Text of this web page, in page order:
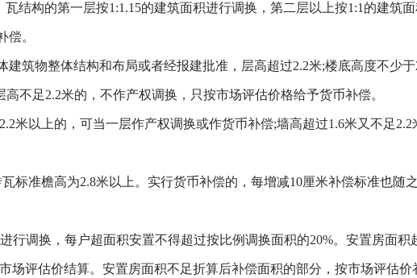
结构的第一层按1:1.15的建筑面积进行调换，第二层以上按1:1的建筑
。
物整体结构和布局或者经报建批准，层高超过2.2米;楼底高度不少于
不足2.2米的，不作产权调换，只按市场评估价格给予货币补偿。
以上的，可当一层作产权调换或作货币补偿;墙高超过1.6米又不足2.2
准檐高为2.8米以上。实行货币补偿的，每增减10厘米补偿标准也随
调换，每户超面积安置不得超过按比例调换面积的20%。安置房面积
评估价结算。安置房面积不足折算后补偿面积的部分，按市场评估价